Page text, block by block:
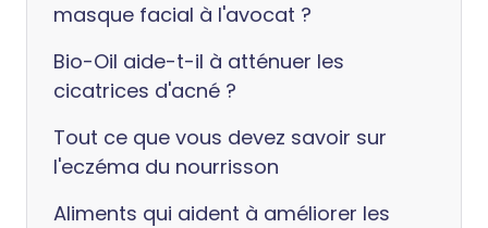
masque facial à l'avocat ?
Bio-Oil aide-t-il à atténuer les
cicatrices d'acné ?
Tout ce que vous devez savoir sur
l'eczéma du nourrisson
Aliments qui aident à améliorer les